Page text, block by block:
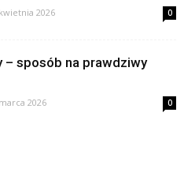
2026 0
– sposób na prawdziwy
2026 0